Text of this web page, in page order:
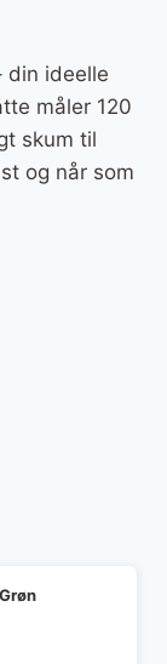
din ideelle
måler 120
skum til
og når som